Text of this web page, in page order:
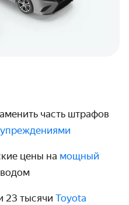
часть штрафов
цены на мощный
23 тысячи Toyota